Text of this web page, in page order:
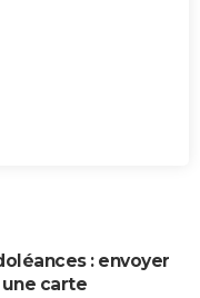
: envoyer
carte